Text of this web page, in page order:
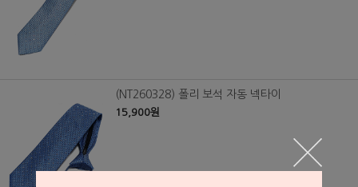
(NT260328) 폴리 보석 자동 넥타이
15,900원